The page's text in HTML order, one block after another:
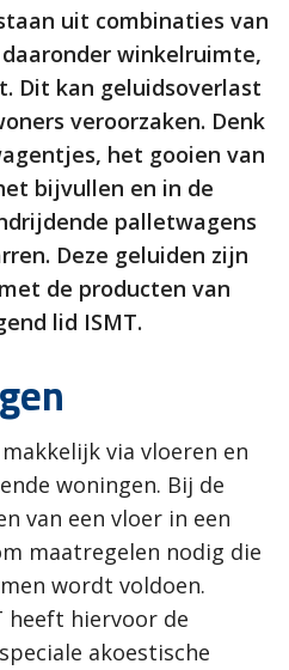
uit combinaties van
winkelruimte,
Dit kan geluidsoverlast
veroorzaken. Denk
het gooien van
bijvullen en in de
palletwagens
Deze geluiden zijn
de producten van
lid ISMT.
via vloeren en
woningen. Bij de
van een vloer in een
maatregelen nodig die
wordt voldoen.
heeft hiervoor de
akoestische